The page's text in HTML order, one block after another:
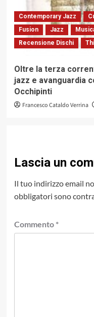
Contemporary Jazz
Fusion
Jazz
Recensione Dischi
Oltre la terza
jazz e avanguardia
Occhipinti
Francesco Cataldo Verrina
Lascia un
Il tuo indirizzo email
obbligatori sono
Commento *